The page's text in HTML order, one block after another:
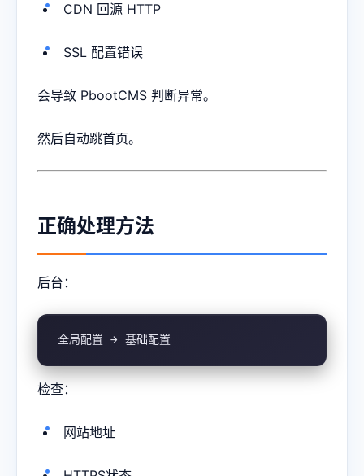
CDN 回源 HTTP
SSL 配置错误
会导致 PbootCMS 判断异常。
然后自动跳首页。
正确处理方法
后台：
全局配置 → 基础配置
检查：
网站地址